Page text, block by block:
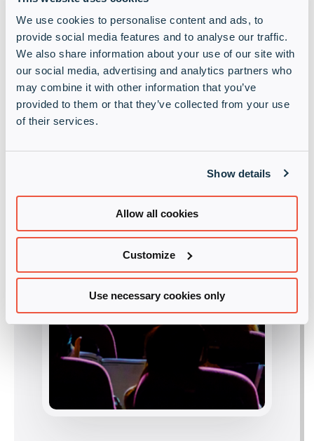
We use cookies to personalise content and ads, to
provide social media features and to analyse our traffic.
We also share information about your use of our site with
our social media, advertising and analytics partners who
may combine it with other information that you’ve
provided to them or that they’ve collected from your use
of their services.
Show details
Allow all cookies
Customize
Use necessary cookies only
Kveldsarrangement i regi av Check Point Norge